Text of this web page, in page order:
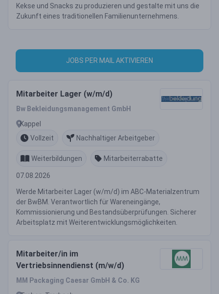
Kekse und Snacks zu produzieren und gestalte mit uns die
Zukunft eines traditionellen Familienunternehmens.
JOBS PER MAIL AKTIVIEREN
Mitarbeiter Lager (w/m/d)
Bw Bekleidungsmanagement GmbH
Kappel
Vollzeit
Nachhaltiger Arbeitgeber
Weiterbildungen Mitarbeiterrabatte
07.08.2026
Werde Mitarbeiter Lager (w/m/d) im ABC-Materialzentrum
der BwBM. Verantwortlich für Wareneingänge,
Kommissionierung und Bestandsüberprüfungen. Sicherer
Arbeitsplatz mit Weiterentwicklungsmöglichkeiten.
Mitarbeiter/in im
Vertriebsinnendienst (m/w/d)
MM Packaging Caesar GmbH & Co. KG